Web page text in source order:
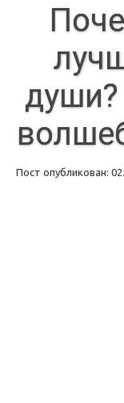
души?
Пост опубликован: